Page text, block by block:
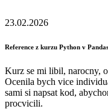
23.02.2026
Reference z kurzu Python v
Kurz se mi libil, narocny,
Ocenila bych vice
sami si napsat kod,
procvicili.